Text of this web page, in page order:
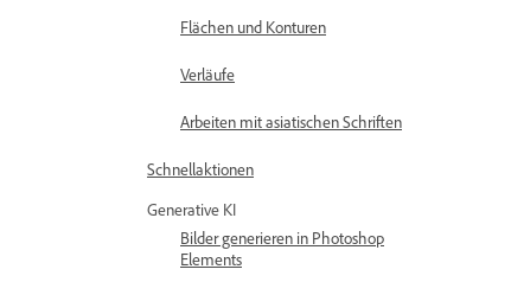
Flächen und Konturen
Verläufe
Arbeiten mit asiatischen Schriften
Schnellaktionen
Generative KI
Bilder generieren in Photoshop
Elements